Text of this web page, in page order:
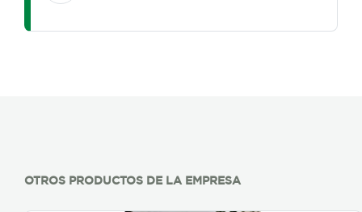
OTROS PRODUCTOS DE LA EMPRESA